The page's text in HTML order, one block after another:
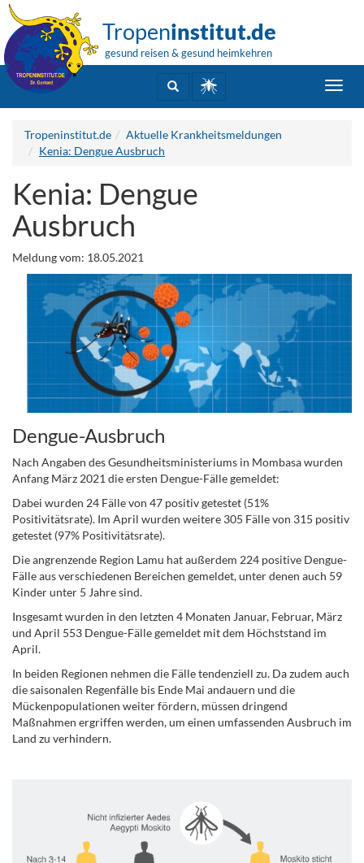
Tropeninstitut.de
gesund reisen & gesund heimkehren
Tropeninstitut.de
Aktuelle Krankheitsmeldungen
Kenia: Dengue Ausbruch
Kenia: Dengue
Ausbruch
Meldung vom: 18.05.2021
Dengue-Ausbruch
Nach Angaben des Gesundheitsministeriums in Mombasa wurden
Anfang März 2021 die ersten Dengue-Fälle gemeldet:
Dabei wurden 24 Fälle von 47 positiv getestet (51%
Positivitätsrate). Im April wurden weitere 305 Fälle von 315 positiv
getestet (97% Positivitätsrate).
Die angrenzende Region Lamu hat außerdem 224 positive Dengue-
Fälle aus verschiedenen Bereichen gemeldet, unter denen auch 59
Kinder unter 5 Jahre sind.
Insgesamt wurden in den letzten 4 Monaten Januar, Februar, März
und April 553 Dengue-Fälle gemeldet mit dem Höchststand im
April.
In beiden Regionen nehmen die Fälle tendenziell zu. Da zudem auch
die saisonalen Regenfälle bis Ende Mai andauern und die
Mückenpopulationen weiter fördern, müssen dringend
Maßnahmen ergriffen werden, um einen umfassenden Ausbruch im
Land zu verhindern.